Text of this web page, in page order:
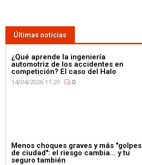
Últimas noticias
¿Qué aprende la ingeniería
automotriz de los accidentes en
competición? El caso del Halo
14/04/2026 11:20
0
Menos choques graves y más "golpes
de ciudad": el riesgo cambia... y tu
seguro también